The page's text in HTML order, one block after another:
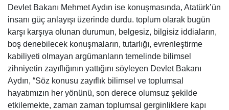
Devlet Bakanı Mehmet Aydın ise konuşmasında, Atatürk’ün
insanı güç anlayışı üzerinde durdu. toplum olarak bugün
karşı karşıya olunan durumun, belgesiz, bilgisiz iddiaların,
boş denebilecek konuşmaların, tutarlığı, evrenleştirme
kabiliyeti olmayan argümanların temelinde bilimsel
zihniyetin zayıflığının yattığını söyleyen Devlet Bakanı
Aydın, “Söz konusu zayıflık bilimsel ve toplumsal
hayatımızın her yönünü, son derece olumsuz şekilde
etkilemekte, zaman zaman toplumsal gerginliklere kapı